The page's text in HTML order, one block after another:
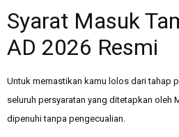
Syarat Masuk
AD 2026 Resmi
Untuk memastikan kamu lolos dari tahap
seluruh persyaratan yang ditetapkan oleh
dipenuhi tanpa pengecualian.